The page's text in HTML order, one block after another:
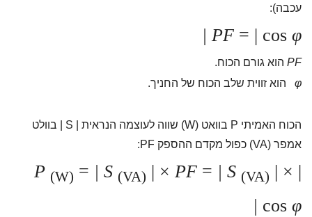
עכבה):
PF= | cosφ |
PFהוא גורם הכוח.
הוא זווית שלב הכוח של החניך.
הכוח האמיתי P בוואט (W) שווה לעוצמה הנראית | S | בוולט
אמפר (VA) כפול מקדם ההספק PF:
P(W)= | S(VA) | ×PF= | S(VA)
| × |
cosφ |